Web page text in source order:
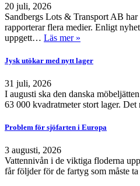
20 juli, 2026
Sandbergs Lots & Transport AB
rapporterar flera medier. Enligt
uppgett… Läs mer »
Jysk utökar med nytt lager
31 juli, 2026
I augusti ska den danska
63 000 kvadratmeter stort lager.
Problem för sjöfarten i Europa
3 augusti, 2026
Vattennivån i de viktiga floderna
får följder för de fartyg som måste